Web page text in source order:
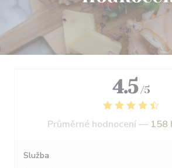
4.5 /5
Průměrné hodnocení — 158
Služba